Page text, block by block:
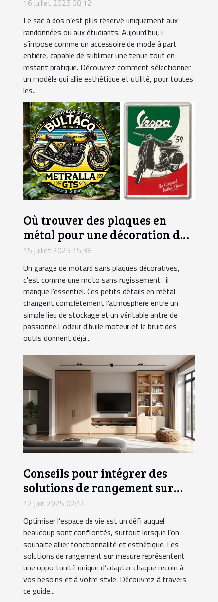
16 juillet 2025 08:12
Le sac à dos n’est plus réservé uniquement aux
randonnées ou aux étudiants. Aujourd’hui, il
s’impose comme un accessoire de mode à part
entière, capable de sublimer une tenue tout en
restant pratique. Découvrez comment sélectionner
un modèle qui allie esthétique et utilité, pour toutes
les...
Où trouver des plaques en
métal pour une décoration de
garage motard ?
15 juillet 2025 15:38
Un garage de motard sans plaques décoratives,
c'est comme une moto sans rugissement : il
manque l'essentiel. Ces petits détails en métal
changent complètement l'atmosphère entre un
simple lieu de stockage et un véritable antre de
passionné.L'odeur d'huile moteur et le bruit des
outils donnent déjà...
Conseils pour intégrer des
solutions de rangement sur
mesure dans votre intérieur
12 juin 2025 02:14
Optimiser l’espace de vie est un défi auquel
beaucoup sont confrontés, surtout lorsque l’on
souhaite allier fonctionnalité et esthétique. Les
solutions de rangement sur mesure représentent
une opportunité unique d’adapter chaque recoin à
vos besoins et à votre style. Découvrez à travers
ce guide...